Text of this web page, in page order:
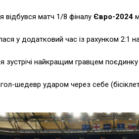
відбувся матч 1/8 фіналу Євро-2024
у додатковий час із рахунком 2:1 на
зустрічі найкращим гравцем
шедевр ударом через себе